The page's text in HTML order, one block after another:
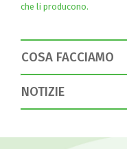
che li producono.
COSA FACCIAMO
NOTIZIE